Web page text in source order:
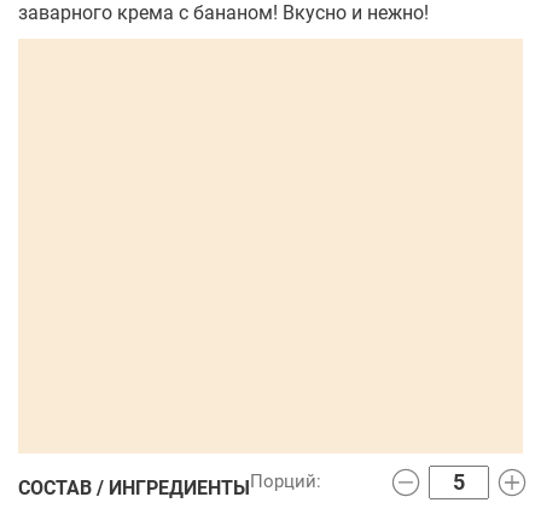
заварного крема с бананом! Вкусно и нежно!
СОСТАВ / ИНГРЕДИЕНТЫ